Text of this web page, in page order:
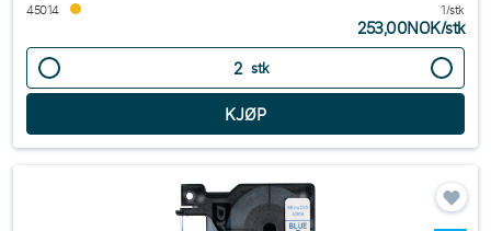
45014 1/stk
253,00NOK/stk
stk